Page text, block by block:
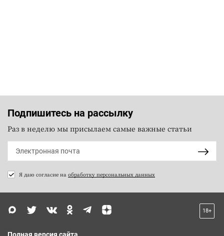
Подпишитесь на рассылку
Раз в неделю мы присылаем самые важные статьи
Я даю согласие на обработку персональных данных
18+